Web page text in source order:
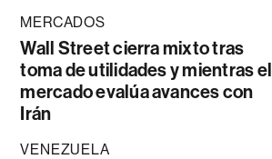
MERCADOS
Wall Street cierra mixto tras
toma de utilidades y mientras el
mercado evalúa avances con
Irán
VENEZUELA